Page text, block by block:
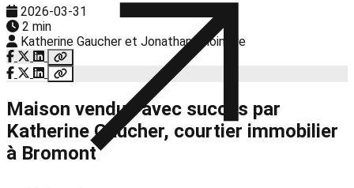
2026-03-31
2 min
Katherine Gaucher et Jonathan Choinière
Maison vendue avec succès par
Katherine Gaucher, courtier immobilier
à Bromont